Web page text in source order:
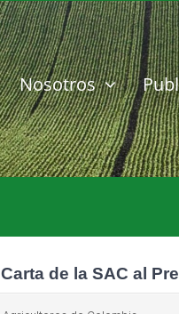
Nosotros
Carta de la SAC al